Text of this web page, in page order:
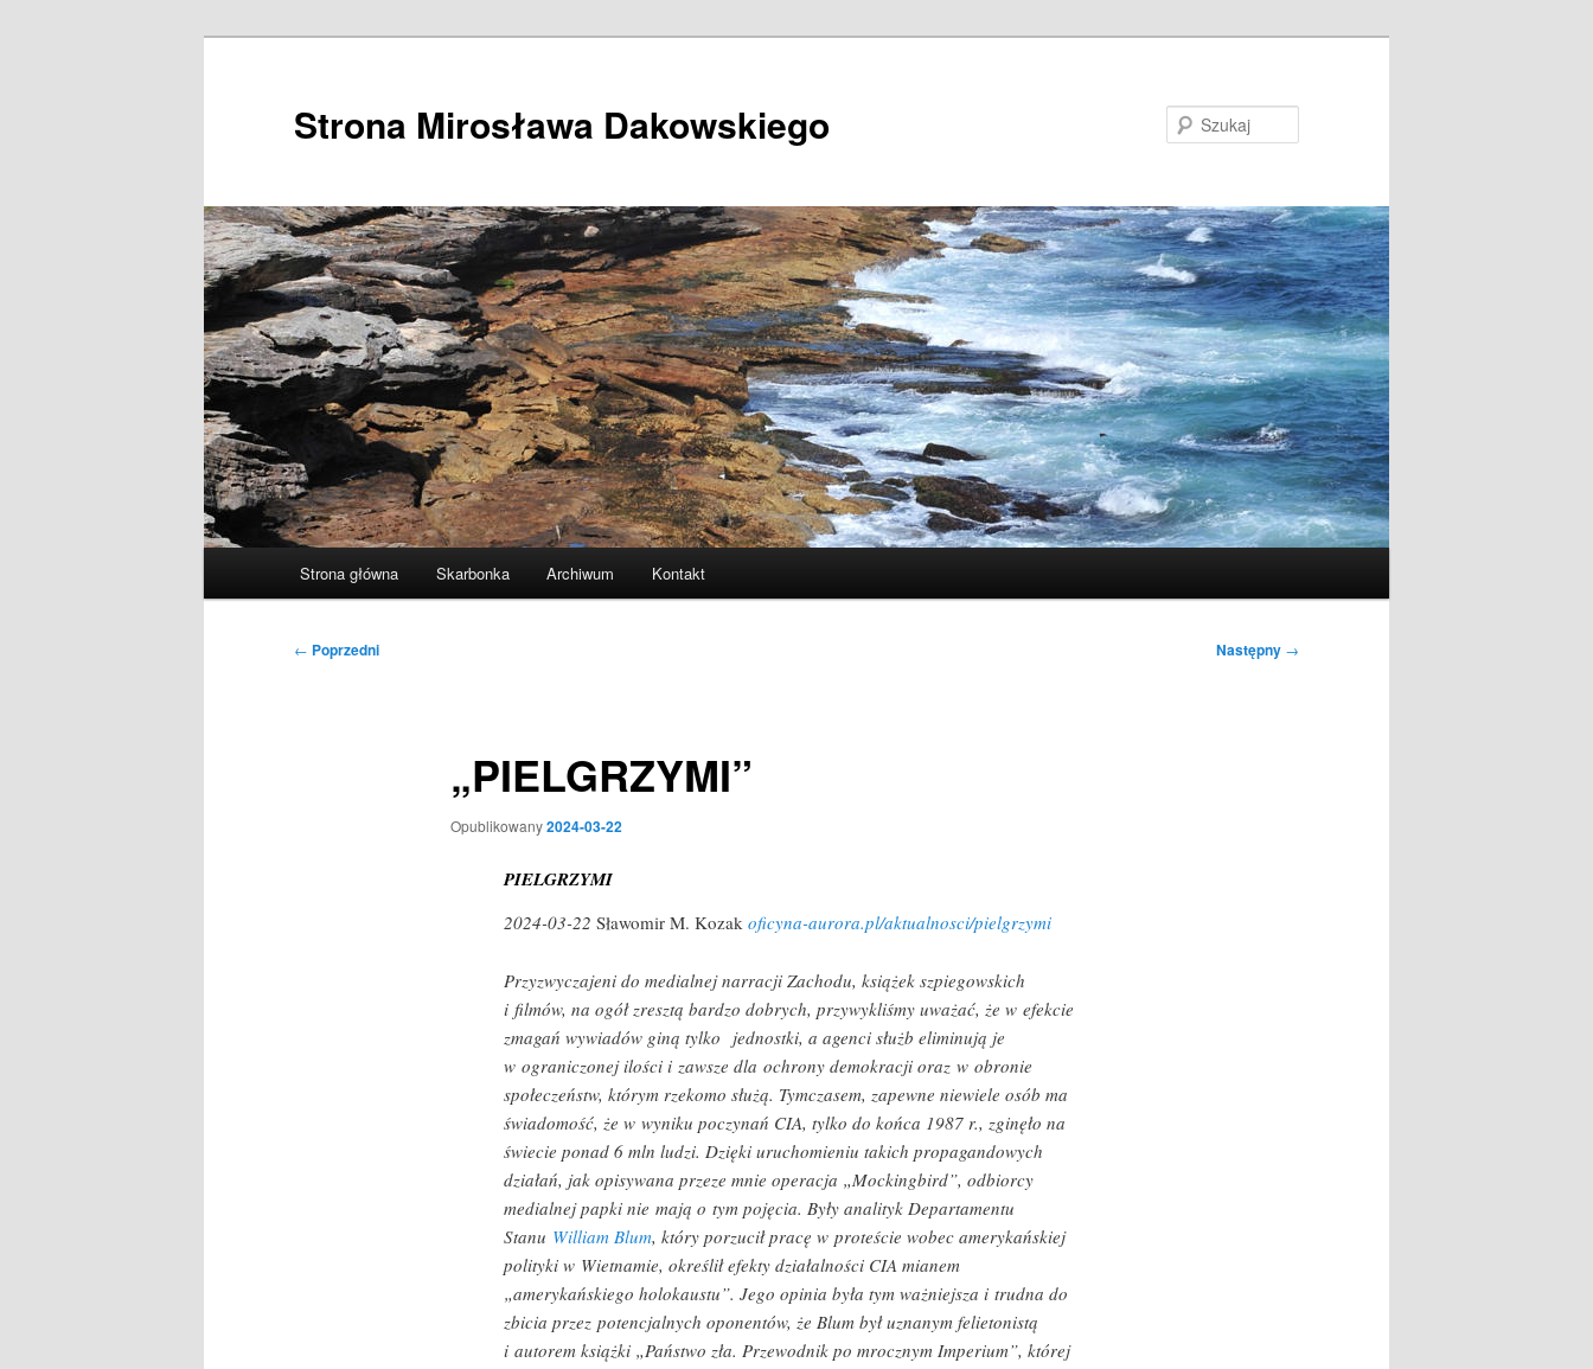
Strona Mirosława Dakowskiego
Strona główna Skarbonka Archiwum Kontakt
Nawigacja
← Poprzedni Następny →
„PIELGRZYMI”
Opublikowany2024-03-22
PIELGRZYMI
2024-03-22 Sławomir M. Kozak oficyna-aurora.pl/aktualnosci/pielgrzymi
Przyzwyczajeni do medialnej narracji Zachodu, książek szpiegowskich
i filmów, na ogół zresztą bardzo dobrych, przywykliśmy uważać, że w efekcie
zmagań wywiadów giną tylko jednostki, a agenci służb eliminują je
w ograniczonej ilości i zawsze dla ochrony demokracji oraz w obronie
społeczeństw, którym rzekomo służą. Tymczasem, zapewne niewiele osób ma
świadomość, że w wyniku poczynań CIA, tylko do końca 1987 r., zginęło na
świecie ponad 6 mln ludzi. Dzięki uruchomieniu takich propagandowych
działań, jak opisywana przeze mnie operacja „Mockingbird”, odbiorcy
medialnej papki nie mają o tym pojęcia. Były analityk Departamentu
Stanu William Blum, który porzucił pracę w proteście wobec amerykańskiej
polityki w Wietnamie, określił efekty działalności CIA mianem
„amerykańskiego holokaustu”. Jego opinia była tym ważniejsza i trudna do
zbicia przez potencjalnych oponentów, że Blum był uznanym felietonistą
i autorem książki „Państwo zła. Przewodnik po mrocznym Imperium”, której